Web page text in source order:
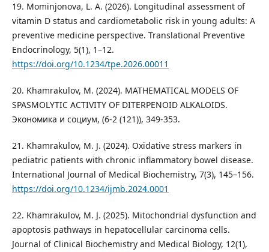
19. Mominjonova, L. A. (2026). Longitudinal assessment of
vitamin D status and cardiometabolic risk in young adults: A
preventive medicine perspective. Translational Preventive
Endocrinology, 5(1), 1–12.
https://doi.org/10.1234/tpe.2026.00011
20. Khamrakulov, M. (2024). MATHEMATICAL MODELS OF
SPASMOLYTIC ACTIVITY OF DITERPENOID ALKALOIDS.
Экономика и социум, (6-2 (121)), 349-353.
21. Khamrakulov, M. J. (2024). Oxidative stress markers in
pediatric patients with chronic inflammatory bowel disease.
International Journal of Medical Biochemistry, 7(3), 145–156.
https://doi.org/10.1234/ijmb.2024.0001
22. Khamrakulov, M. J. (2025). Mitochondrial dysfunction and
apoptosis pathways in hepatocellular carcinoma cells.
Journal of Clinical Biochemistry and Medical Biology, 12(1),